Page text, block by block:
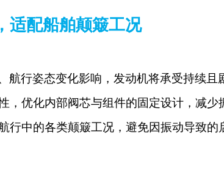
适配船舶颠簸工况
航行姿态变化影响，发动机将承受持续
，优化内部阀芯与组件的固定设计，减
行中的各类颠簸工况，避免因振动导致